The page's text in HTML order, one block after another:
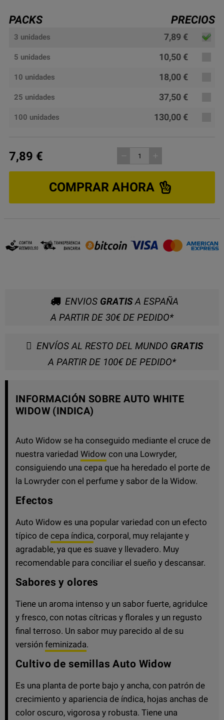
PACKS PRECIOS
3 unidades 7,89 €
5 unidades 10,50 €
10 unidades 18,00 €
25 unidades 37,50 €
100 unidades 130,00 €
7,89 € add
COMPRAR AHORA
ENVIOS GRATISA ESPAÑA
A PARTIR DE 30€ DE PEDIDO*
ENVÍOS AL RESTO DEL MUNDO GRATIS
A PARTIR DE 100€ DE PEDIDO*
INFORMACIÓN SOBRE AUTO WHITE
WIDOW (INDICA)
Auto Widow se ha conseguido mediante el cruce de
nuestra variedad Widow con una Lowryder,
consiguiendo una cepa que ha heredado el porte de
la Lowryder con el perfume y sabor de la Widow.
Efectos
Auto Widow es una popular variedad con un efecto
típico de cepa índica, corporal, muy relajante y
agradable, ya que es suave y llevadero. Muy
recomendable para conciliar el sueño y descansar.
Sabores y olores
Tiene un aroma intenso y un sabor fuerte, agridulce
y fresco, con notas cítricas y florales y un regusto
final terroso. Un sabor muy parecido al de su
versión feminizada.
Cultivo de semillas Auto Widow
Es una planta de porte bajo y ancha, con patrón de
crecimiento y apariencia de índica, hojas anchas de
color oscuro, vigorosa y robusta. Tiene una